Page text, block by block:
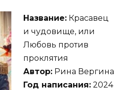
Название: Красавец
и чудовище, или
Любовь против
проклятия
Автор: Рина Вергина
Год написания: 2024